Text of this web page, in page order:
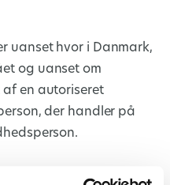
uanset hvor i Danmark,
og uanset om
en autoriseret
der handler på